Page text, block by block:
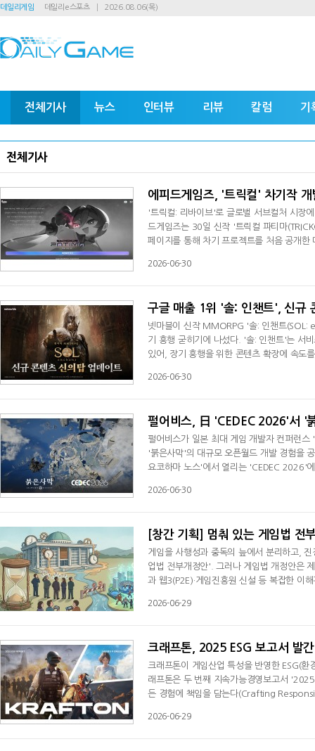
데일리게임 데일리e스포츠 2026.08.06(목)
전체기사 뉴스 인터뷰 리뷰 칼럼 기
전체기사
에피드게임즈, '트릭컬' 차기작
'트릭컬: 리바이브'로 글로벌 서브컬처 시장
드게임즈는 30일 신작 '트릭컬 파티마
페이지를 통해 차기 프로젝트를 처음 공개
이, 성별, 전공 등에 제한을 두지 않았다. 서
2026-06-30
구글 매출 1위 '솔: 인챈트', 신규
넷마블이 신작 MMORPG '솔: 인챈트(SOL:
기 흥행 굳히기에 나섰다. '솔: 인챈트'는 서
있어, 장기 흥행을 위한 콘텐츠 확장에 속도
시간 이용 가능하다. 던전에서는 보스 몬스
2026-06-30
펄어비스, 日 'CEDEC 2026'서 '
펄어비스가 일본 최대 게임 개발자 컨퍼런
'붉은사막'의 대규모 오픈월드 개발 경험을
요코하마 노스'에서 열리는 'CEDEC 2026'
연에서 펄어비스는 '붉은사막: 대규모 오픈
2026-06-30
[창간 기획] 멈춰 있는 게임법 전
게임을 사행성과 중독의 늪에서 분리하고,
업법 전부개정안'. 그러나 게임법 개정안은
과 웹3(P2E)·게임진흥원 신설 등 복잡한 이
보고, 산업의 재도약을 위해 허비할 수 없는
2026-06-29
크래프톤, 2025 ESG 보고서 발
크래프톤이 게임산업 특성을 반영한 ESG(환경·사회·지배구조) 프레임워크를 공개하고 지속가능경영 방향을 제시했다.크
래프톤은 두 번째 지속가능경영보고서
든 경험에 책임을 담는다(Crafting
업에 특화된 ESG 프레임워크를 수립했다.
2026-06-29